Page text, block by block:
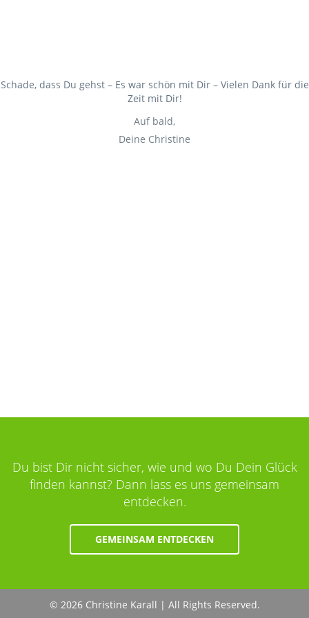
Schade, dass Du gehst – Es war schön mit Dir – Vielen Dank für die
Zeit mit Dir!
Auf bald,
Deine Christine
Du bist Dir nicht sicher, wie und wo Du Dein Glück
finden kannst? Dann lass es uns gemeinsam
entdecken.
GEMEINSAM ENTDECKEN
© 2026 Christine Karall | All Rights Reserved.